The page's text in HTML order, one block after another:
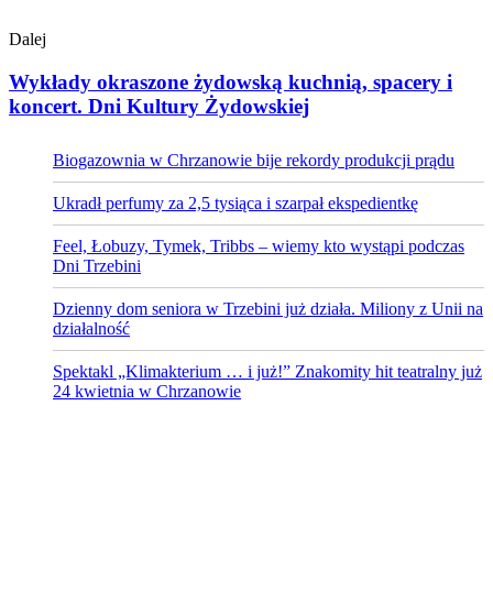
Dalej
Wykłady okraszone żydowską kuchnią, spacery i
koncert. Dni Kultury Żydowskiej
Biogazownia w Chrzanowie bije rekordy produkcji prądu
Ukradł perfumy za 2,5 tysiąca i szarpał ekspedientkę
Feel, Łobuzy, Tymek, Tribbs – wiemy kto wystąpi podczas
Dni Trzebini
Dzienny dom seniora w Trzebini już działa. Miliony z Unii na
działalność
Spektakl „Klimakterium … i już!” Znakomity hit teatralny już
24 kwietnia w Chrzanowie